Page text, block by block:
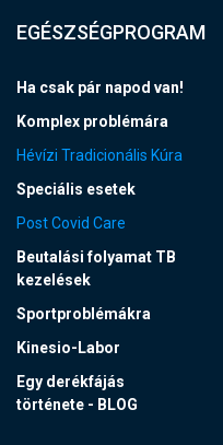
EGÉSZSÉGPROGRAM
Ha csak pár napod van!
Komplex problémára
Hévízi Tradicionális Kúra
Speciális esetek
Post Covid Care
Beutalási folyamat TB
kezelések
Sportproblémákra
Kinesio-Labor
Egy derékfájás
története - BLOG